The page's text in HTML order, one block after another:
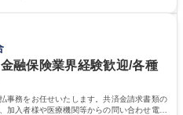
事業 ※入社後は上記いずれかの部門
集職種 【都庁グル
間未満／有給年平均16日取得
す。 ■様々なプロジェクト：駐車場
れた照明を兼ねた広告「ブライトサ
益を生み出す活動を積極的に行って
融保険業界経験歓迎/各種
事務をお任せいたします。共済金請求書類の
加入者様や医療機関等からの問い合わせ電話